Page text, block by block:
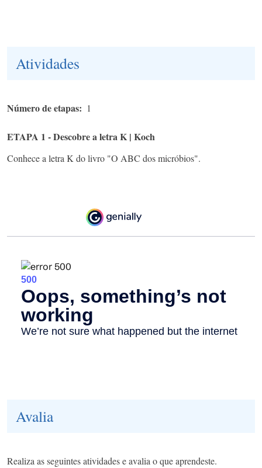
Atividades
Número de etapas 1
ETAPA 1 - Descobre a letra K | Koch
Conhece a letra K do livro "O ABC dos micróbios".
Avalia
Realiza as seguintes atividades e avalia o que aprendeste.